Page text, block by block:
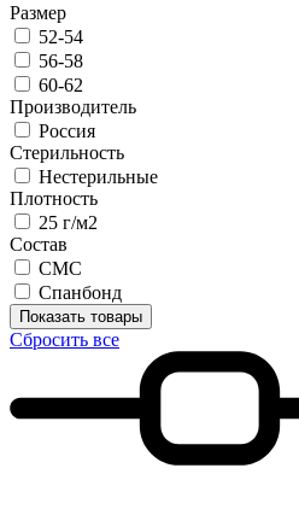
Размер
52-54
56-58
60-62
Производитель
Россия
Стерильность
Нестерильные
Плотность
25 г/м2
Состав
СМС
Спанбонд
Показать товары
Сбросить все